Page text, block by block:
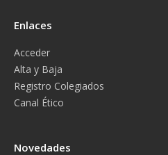
Enlaces
Acceder
Alta y Baja
Registro Colegiados
Canal Ético
Novedades